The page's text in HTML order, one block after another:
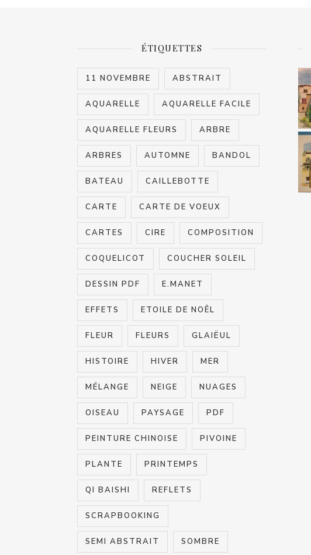
ÉTIQUETTES
11 NOVEMBRE ABSTRAIT
AQUARELLE AQUARELLE FACILE
AQUARELLE FLEURS ARBRE
ARBRES AUTOMNE BANDOL
BATEAU CAILLEBOTTE
CARTE CARTE DE VOEUX
CARTES CIRE COMPOSITION
COQUELICOT COUCHER SOLEIL
DESSIN PDF E.MANET
EFFETS ETOILE DE NOÊL
FLEUR FLEURS GLAIËUL
HISTOIRE HIVER MER
MÉLANGE NEIGE NUAGES
OISEAU PAYSAGE PDF
PEINTURE CHINOISE PIVOINE
PLANTE PRINTEMPS
QI BAISHI REFLETS
SCRAPBOOKING
SEMI ABSTRAIT SOMBRE